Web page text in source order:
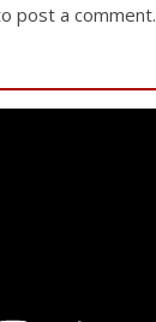
post a comment.